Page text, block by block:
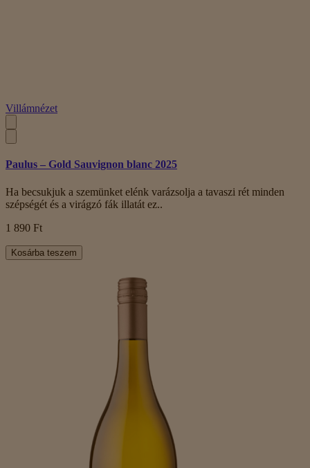
Villámnézet
Paulus – Gold Sauvignon blanc 2025
Ha becsukjuk a szemünket elénk varázsolja a tavaszi rét minden
szépségét és a virágzó fák illatát ez..
1 890 Ft
Kosárba teszem